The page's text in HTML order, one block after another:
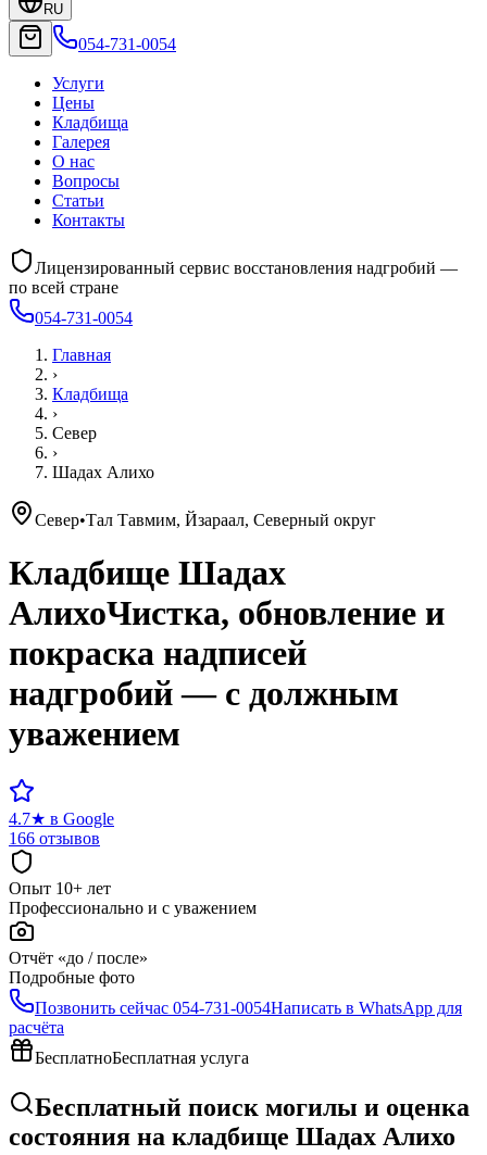
RU
054-731-0054
Услуги
Цены
Кладбища
Галерея
О нас
Вопросы
Статьи
Контакты
Лицензированный сервис восстановления надгробий —
по всей стране
054-731-0054
Главная
›
Кладбища
›
Север
›
Шадах Алихо
Север•Тал Тавмим, Йзараал, Северный округ
Кладбище Шадах
АлихоЧистка, обновление и
покраска надписей
надгробий — с должным
уважением
4.7★ в Google
166 отзывов
Опыт 10+ лет
Профессионально и с уважением
Отчёт «до / после»
Подробные фото
Позвонить сейчас 054-731-0054Написать в WhatsApp для
расчёта
БесплатноБесплатная услуга
Бесплатный поиск могилы и оценка
состояния на кладбище Шадах Алихо